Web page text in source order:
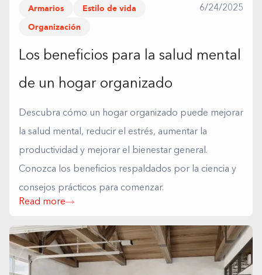
Armarios
Estilo de vida
Organización
6/24/2025
Los beneficios para la salud mental
de un hogar organizado
Descubra cómo un hogar organizado puede mejorar
la salud mental, reducir el estrés, aumentar la
productividad y mejorar el bienestar general.
Conozca los beneficios respaldados por la ciencia y
consejos prácticos para comenzar.
Read more